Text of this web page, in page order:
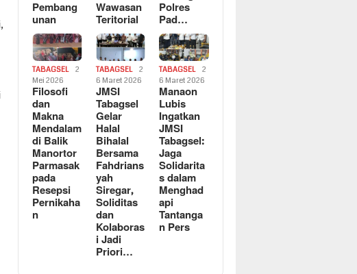
Pembang
unan
Wawasan
Teritorial
Polres
Pad…
TABAGSEL
2
Mei 2026
Filosofi
dan
Makna
Mendalam
di Balik
Manortor
Parmasak
pada
Resepsi
Pernikaha
n
TABAGSEL
2
6 Maret 2026
JMSI
Tabagsel
Gelar
Halal
Bihalal
Bersama
Fahdrians
yah
Siregar,
Soliditas
dan
Kolaboras
i Jadi
Priori…
TABAGSEL
2
6 Maret 2026
Manaon
Lubis
Ingatkan
JMSI
Tabagsel:
Jaga
Solidarita
s dalam
Menghad
api
Tantanga
n Pers